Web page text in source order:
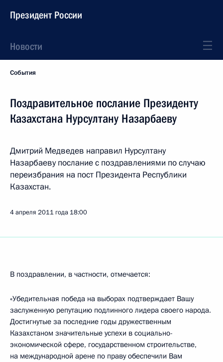
Президент России
Новости
События
Поздравительное послание Президенту
Казахстана Нурсултану Назарбаеву
Дмитрий Медведев направил Нурсултану
Назарбаеву послание с поздравлениями по случаю
переизбрания на пост Президента Республики
Казахстан.
4 апреля 2011 года 18:00
В поздравлении, в частности, отмечается:
«Убедительная победа на выборах подтверждает Вашу
заслуженную репутацию подлинного лидера своего народа.
Достигнутые за последние годы дружественным
Казахстаном значительные успехи в социально-
экономической сфере, государственном строительстве,
на международной арене по праву обеспечили Вам